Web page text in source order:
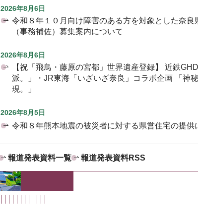
2026年8月6日
令和８年１０月向け障害のある方を対象とした奈良
（事務補佐）募集案内について
2026年8月6日
【祝「飛鳥・藤原の宮都」世界遺産登録】 近鉄
派。」・JR東海「いざいざ奈良」コラボ企画 「神
現。」
2026年8月5日
令和８年熊本地震の被災者に対する県営住宅の提供
報道発表資料一覧 報道発表資料RSS